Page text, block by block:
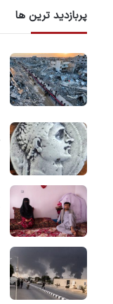
پربازدید ترین ها